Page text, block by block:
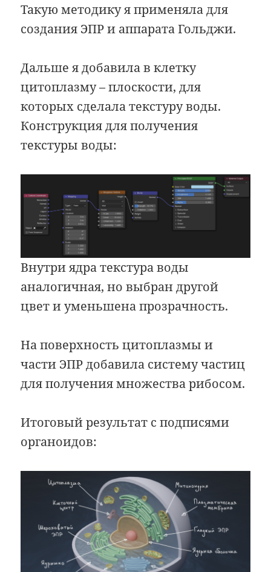
Такую методику я применяла для
создания ЭПР и аппарата Гольджи.
Дальше я добавила в клетку
цитоплазму – плоскости, для
которых сделала текстуру воды.
Конструкция для получения
текстуры воды:
Внутри ядра текстура воды
аналогичная, но выбран другой
цвет и уменьшена прозрачность.
На поверхность цитоплазмы и
части ЭПР добавила систему частиц
для получения множества рибосом.
Итоговый результат с подписями
органоидов: